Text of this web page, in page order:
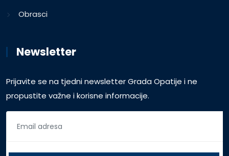
Obrasci
Newsletter
Prijavite se na tjedni newsletter Grada Opatije i ne
propustite važne i korisne informacije.